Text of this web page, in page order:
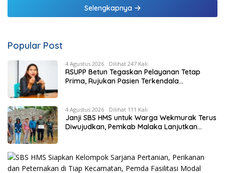
Malaka
Selengkapnya
Popular Post
4 Agustus 2026 Dilihat 247 Kali
RSUPP Betun Tegaskan Pelayanan Tetap
Prima, Rujukan Pasien Terkendala
4 Agustus 2026 Dilihat 111 Kali
Janji SBS HMS untuk Warga Wekmurak Terus
Diwujudkan, Pemkab Malaka Lanjutkan